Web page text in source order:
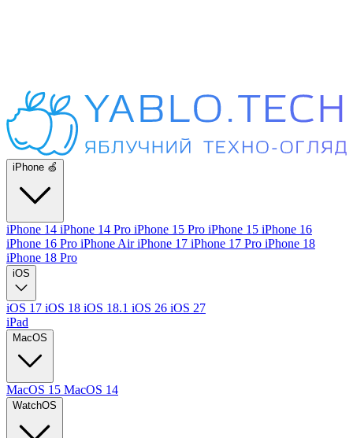
iPhone 🍏
iPhone 14 iPhone 14 Pro iPhone 15 Pro iPhone 15 iPhone 16
iPhone 16 Pro iPhone AiriPhone 17 iPhone 17 Pro iPhone 18
iPhone 18 Pro
iOS
iOS 17 iOS 18 iOS 18.1 iOS 26 iOS 27
iPad
MacOS
MacOS 15 MacOS 14
WatchOS